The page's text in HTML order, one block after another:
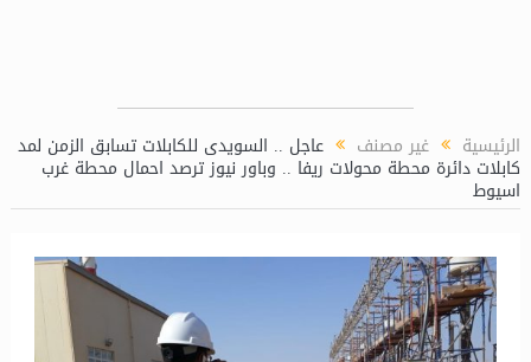
الرئيسية غير مصنف عاجل .. السويدى للكابلات تسابق الزمن لمد
كابلات دائرة محطة محولات ريفا .. وباور نيوز ترصد احمال محطة غرب
اسيوط